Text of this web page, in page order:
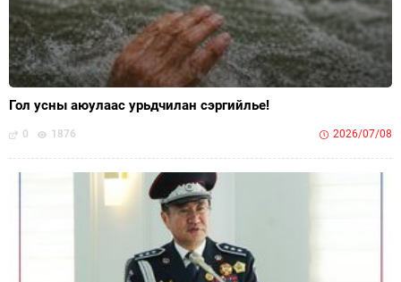
Гол усны аюулаас урьдчилан сэргийлье!
0 1876 2026/07/08